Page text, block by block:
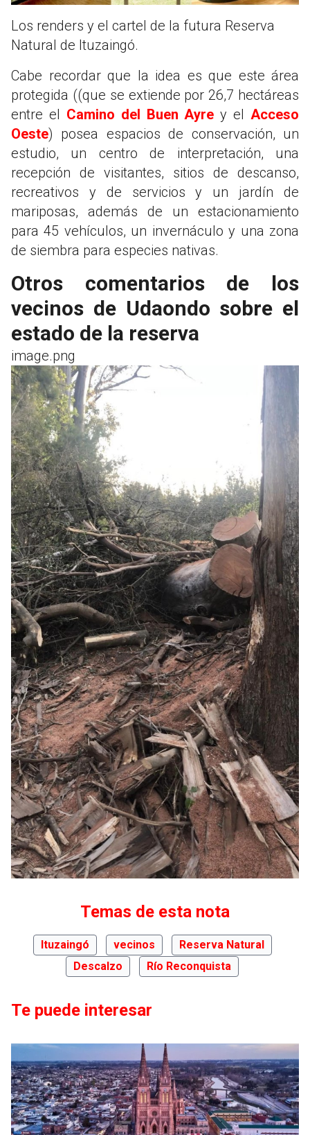
Los renders y el cartel de la futura Reserva
Natural de Ituzaingó.
Cabe recordar que la idea es que este área
protegida ((que se extiende por 26,7 hectáreas
entre el Camino del Buen Ayre y el Acceso
Oeste) posea espacios de conservación, un
estudio, un centro de interpretación, una
recepción de visitantes, sitios de descanso,
recreativos y de servicios y un jardín de
mariposas, además de un estacionamiento
para 45 vehículos, un invernáculo y una zona
de siembra para especies nativas.
Otros comentarios de los
vecinos de Udaondo sobre el
estado de la reserva
image.png
Temas de esta nota
Ituzaingó vecinos
Reserva Natural
Descalzo
Río Reconquista
Te puede interesar